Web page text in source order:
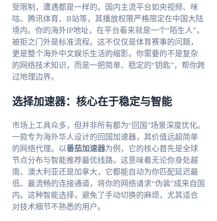
受限制，遭遇都是一样的。国内主流平台如央视频、咪
咕、腾讯体育、B站等，其播放权限严格限定在中国大陆
境内。你的海外IP地址，在平台看来就是一个“陌生人”，
被拒之门外是标准流程。这不仅仅是体育赛事的问题，
更是整个海外中文娱乐生活的缩影。你需要的不是复杂
的网络技术知识，而是一把简单、稳定的“钥匙”，帮你跨
过地理边界。
选择加速器：核心在于稳定与智能
市场上工具众多，但并非所有都为“回国”场景深度优化。
一款专为海外华人设计的回国加速器，其价值远超简单
的网络代理。以番茄加速器为例，它的核心首先是全球
节点分布与智能推荐最优线路。这意味着无论你身处越
南、澳大利亚还是加拿大，它都能自动为你匹配延迟最
低、最流畅的连接通道，将你的网络请求“伪装”成来自国
内。这种智能选择，避免了手动切换的麻烦，尤其适合
对技术细节不熟悉的用户。